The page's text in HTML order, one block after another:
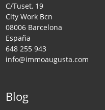
C/Tuset, 19
City Work Bcn
08006 Barcelona
España
648 255 943
info@immoaugusta.com
Blog